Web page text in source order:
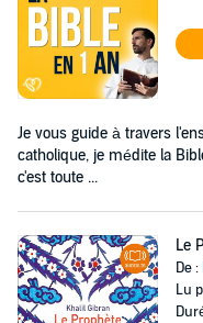
Je vous guide à travers
catholique, je médite la
c'est toute ...
Le
De :
Lu